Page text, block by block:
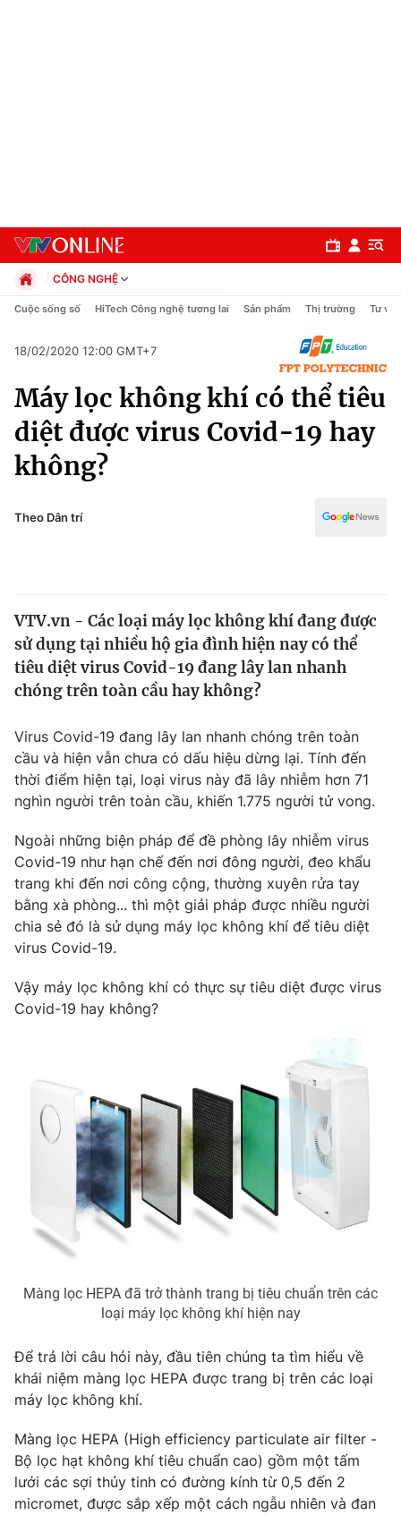
Chính trị
Xã hội
Pháp luật
Thế giới
Tin tức
Thế giới đó đây
Kinh tế
Tài chính
Thị trường
Góc doanh nghiệp
Truyền hình
Phim VTV
Hậu trường
Nhân vật
Khán giả
Giải sao mai
Điện ảnh
Âm nhạc
Sao
Đời sống
Du lịch
Làm đẹp
Chất lượng cuộc sống
Giáo dục
Học trực tuyến
Công nghệ
Hitech Công nghệ tương lai
Thị trường
Tư vấn
Lịch phát sóng
Chuyên mục khác
Emagazine Podcast
Photo Infographic
Video Shorts video
VTV Sức khoẻ Bất động sản
Thị trường 24h Tấm lòng Việt
VTV4 Vươn mình bằng AI
CÔNG NGHỆ
Chính trị
Pháp luật
Thể thao
Truyền hình
Văn hóa - Giải trí
Y tế
Công nghệ
Cuộc sống số HiTech Công nghệ tương lai Sản phẩm Thị trường Tư vấn
18/02/2020 12:00 GMT+7
Máy lọc không khí có thể tiêu
diệt được virus Covid-19 hay
không?
Theo Dân trí
VTV.vn - Các loại máy lọc không khí đang được
sử dụng tại nhiều hộ gia đình hiện nay có thể
tiêu diệt virus Covid-19 đang lây lan nhanh
chóng trên toàn cầu hay không?
Virus Covid-19 đang lây lan nhanh chóng trên toàn
cầu và hiện vẫn chưa có dấu hiệu dừng lại. Tính đến
thời điểm hiện tại, loại virus này đã lây nhiễm hơn 71
nghìn người trên toàn cầu, khiến 1.775 người tử vong.
Ngoài những biện pháp để đề phòng lây nhiễm virus
Covid-19 như hạn chế đến nơi đông người, đeo khẩu
trang khi đến nơi công cộng, thường xuyên rửa tay
bằng xà phòng... thì một giải pháp được nhiều người
chia sẻ đó là sử dụng máy lọc không khí để tiêu diệt
virus Covid-19.
Vậy máy lọc không khí có thực sự tiêu diệt được virus
Covid-19 hay không?
Màng lọc HEPA đã trở thành trang bị tiêu chuẩn trên các
loại máy lọc không khí hiện nay
Để trả lời câu hỏi này, đầu tiên chúng ta tìm hiểu về
khái niệm màng lọc HEPA được trang bị trên các loại
máy lọc không khí.
Màng lọc HEPA (High efficiency particulate air filter -
Bộ lọc hạt không khí tiêu chuẩn cao) gồm một tấm
lưới các sợi thủy tinh có đường kính từ 0,5 đến 2
micromet, được sắp xếp một cách ngẫu nhiên và đan